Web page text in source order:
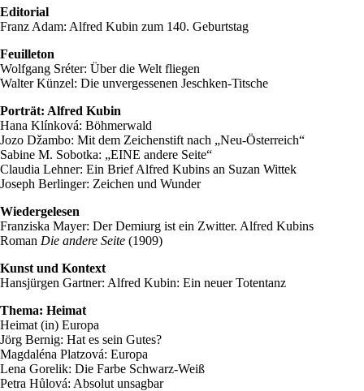
Editorial
Franz Adam: Alfred Kubin zum 140. Geburtstag
Feuilleton
Wolfgang Sréter: Über die Welt fliegen
Walter Künzel: Die unvergessenen Jeschken-Titsche
Porträt: Alfred Kubin
Hana Klínková: Böhmerwald
Jozo Džambo: Mit dem Zeichenstift nach „Neu-Österreich“
Sabine M. Sobotka: „EINE andere Seite“
Claudia Lehner: Ein Brief Alfred Kubins an Suzan Wittek
Joseph Berlinger: Zeichen und Wunder
Wiedergelesen
Franziska Mayer: Der Demiurg ist ein Zwitter. Alfred Kubins
Roman Die andere Seite (1909)
Kunst und Kontext
Hansjürgen Gartner: Alfred Kubin: Ein neuer Totentanz
Thema: Heimat
Heimat (in) Europa
Jörg Bernig: Hat es sein Gutes?
Magdaléna Platzová: Europa
Lena Gorelik: Die Farbe Schwarz-Weiß
Petra Hůlová: Absolut unsagbar